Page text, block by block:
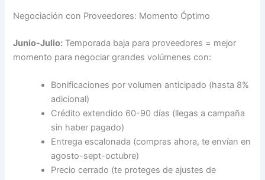
Negociación con Proveedores: Momento Óptimo
Junio-Julio: Temporada baja para proveedores = mejor
momento para negociar grandes volúmenes con:
Bonificaciones por volumen anticipado (hasta 8%
adicional)
Crédito extendido 60-90 días (llegas a campaña
sin haber pagado)
Entrega escalonada (compras ahora, te envían en
agosto-sept-octubre)
Precio cerrado (te proteges de ajustes de